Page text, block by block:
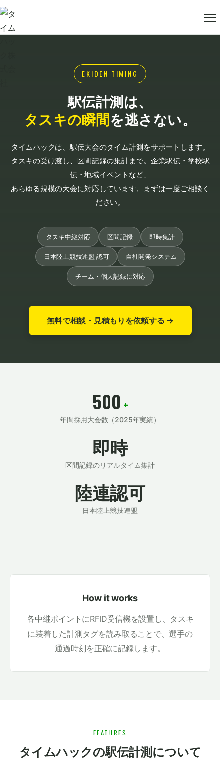
EKIDEN TIMING
駅伝計測は、
タスキの瞬間 を逃さない。
タイムハックは、駅伝大会のタイム計測をサポートします。
タスキの受け渡し、区間記録の集計まで。企業駅伝・学校駅
伝・地域イベントなど、
あらゆる規模の大会に対応しています。まずは一度ご相談く
ださい。
タスキ中継対応 区間記録 即時集計
日本陸上競技連盟 認可 自社開発システム
チーム・個人記録に対応
無料で相談・見積もりを依頼する →
500 +
年間採用大会数（2025年実績）
即時
区間記録のリアルタイム集計
陸連認可
日本陸上競技連盟
How it works
各中継ポイントにRFID受信機を設置し、タスキ
に装着した計測タグを読み取ることで、選手の
通過時刻を正確に記録します。
FEATURES
タイムハックの駅伝計測について